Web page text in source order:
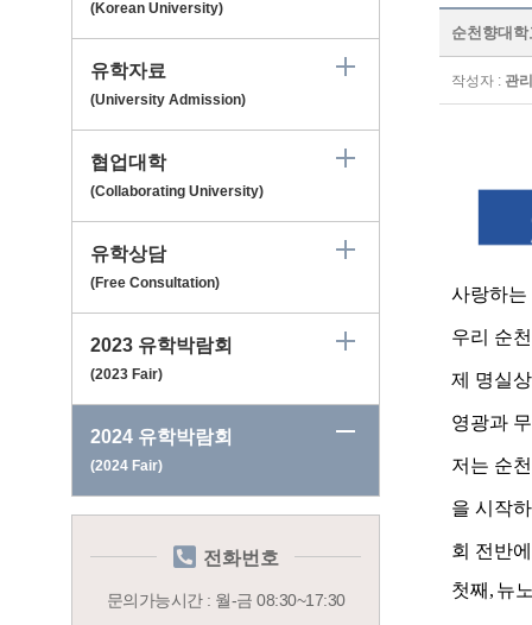
(Korean University)
유학자료
(University Admission)
협업대학
(Collaborating University)
유학상담
(Free Consultation)
2023 유학박람회
(2023 Fair)
2024 유학박람회
(2024 Fair)
전화번호
문의가능시간 : 월-금 08:30~17:30
순천향대
작성자 : 관
사랑하는
우리 순
제 명실
영광과
저는 순
을 시작
회 전반
첫째, 뉴